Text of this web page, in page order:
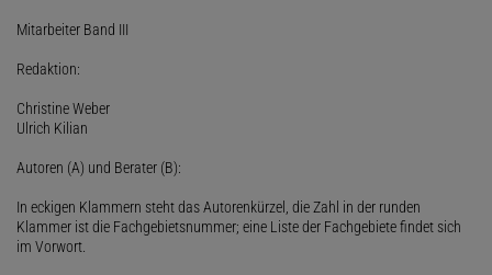
Mitarbeiter Band III
Redaktion:
Christine Weber
Ulrich Kilian
Autoren (A) und Berater (B):
In eckigen Klammern steht das Autorenkürzel, die Zahl in der runden
Klammer ist die Fachgebietsnummer; eine Liste der Fachgebiete findet sich
im Vorwort.